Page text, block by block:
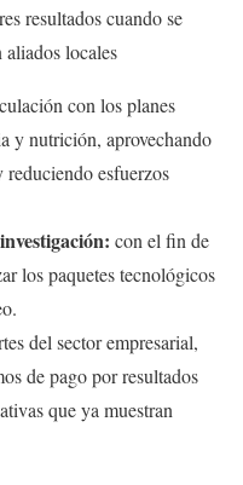
resultados cuando se
locales
con los planes
y nutrición, aprovechando
esfuerzos
con el fin de
los paquetes tecnológicos
del sector empresarial,
de pago por resultados
que ya muestran